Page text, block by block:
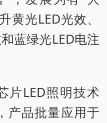
黄光LED光效、
蓝绿光LED电注
片LED照明技术
产品批量应用于